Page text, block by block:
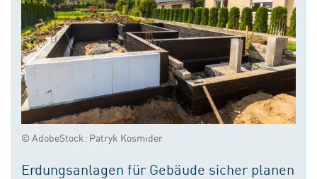
© AdobeStock: Patryk Kosmider
Erdungsanlagen für Gebäude sicher planen